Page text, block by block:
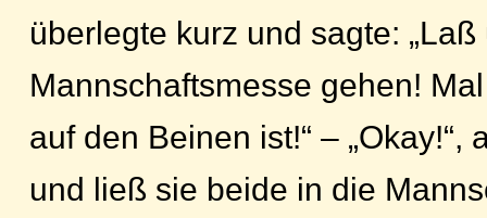
überlegte kurz und sagte:
Mannschaftsmesse gehen!
auf den Beinen ist!“ – „Okay!“,
und ließ sie beide in die